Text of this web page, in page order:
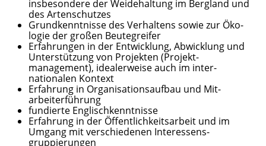
insbesondere der Weide­haltung im Berg­land und
des Artenschutzes
Grundkenntnisse des Ver­haltens sowie zur Öko­
logie der großen Beute­greifer
Erfahrungen in der Entwicklung, Abwicklung und
Unter­stützung von Projekten (Projekt­
management), idealer­weise auch im inter­
nationalen Kontext
Erfahrung in Organisations­aufbau und Mit­
arbeiter­führung
fundierte Englischkenntnisse
Erfahrung in der Öffentlichkeits­arbeit und im
Umgang mit ver­schiedenen Interessens­
gruppierungen